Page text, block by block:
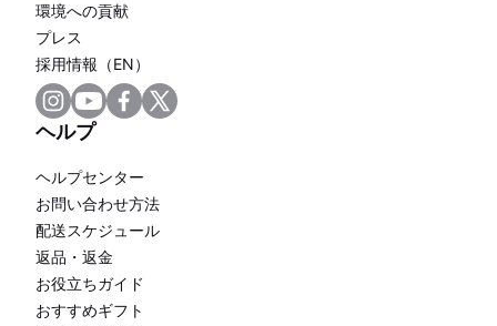
環境への貢献
プレス
採用情報（EN）
ヘルプ
ヘルプセンター
お問い合わせ方法
配送スケジュール
返品・返金
お役立ちガイド
おすすめギフト